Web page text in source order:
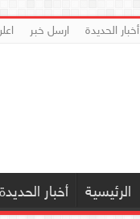
أخبار الحديدة ارسل خبر
الرئيسية أخبار الحديدة